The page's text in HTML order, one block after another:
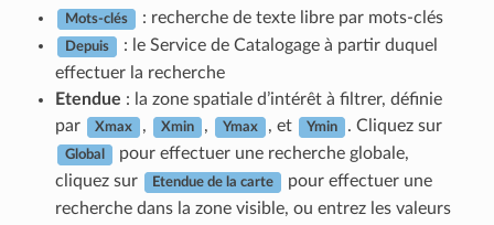
Mots-clés : recherche de texte libre par mots-clés
Depuis
: le Service de Catalogage à partir duquel
effectuer la recherche
Etendue : la zone spatiale d’intérêt à filtrer, définie
par
Xmax , Xmin , Ymax , et Ymin . Cliquez sur
Global
pour effectuer une recherche globale,
cliquez sur
Etendue de la carte
pour effectuer une
recherche dans la zone visible, ou entrez les valeurs